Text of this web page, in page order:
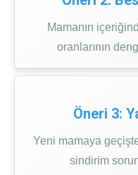
Mamanın
oranlarının
Öneri 3:
Yeni mamaya
sindirim